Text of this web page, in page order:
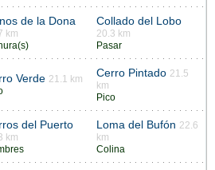
de la Dona
km
Collado del Lobo
20.3 km
Pasar
Verde 21.1 km
Cerro Pintado 21.5
km
Pico
del Puerto
km
Loma del Bufón 22.6
km
Colina